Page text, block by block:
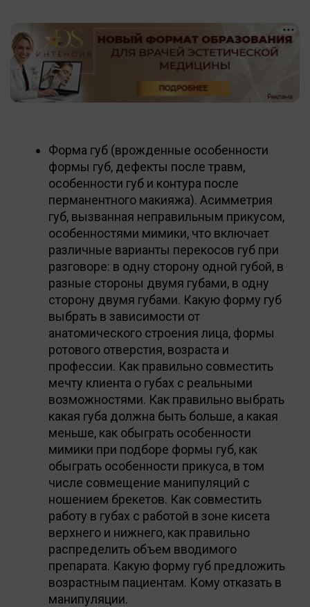
Форма губ (врожденные особенности
формы губ, дефекты после травм,
особенности губ и контура после
перманентного макияжа). Асимметрия
губ, вызванная неправильным прикусом,
особенностями мимики, что включает
различные варианты перекосов губ при
разговоре: в одну сторону одной губой, в
разные стороны двумя губами, в одну
сторону двумя губами. Какую форму губ
выбрать в зависимости от
анатомического строения лица, формы
ротового отверстия, возраста и
профессии. Как правильно совместить
мечту клиента о губах с реальными
возможностями. Как правильно выбрать
какая губа должна быть больше, а какая
меньше, как обыграть особенности
мимики при подборе формы губ, как
обыграть особенности прикуса, в том
числе совмещение манипуляций с
ношением брекетов. Как совместить
работу в губах с работой в зоне кисета
верхнего и нижнего, как правильно
распределить объем вводимого
препарата. Какую форму губ предложить
возрастным пациентам. Кому отказать в
манипуляции.